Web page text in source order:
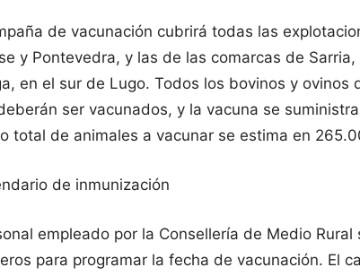
de vacunación cubrirá todas las
y Pontevedra, y las de las comarcas de
en el sur de Lugo. Todos los bovinos y ovinos
ser vacunados, y la vacuna se
total de animales a vacunar se estima en
de inmunización
empleado por la Consellería de Medio
para programar la fecha de vacunación. El